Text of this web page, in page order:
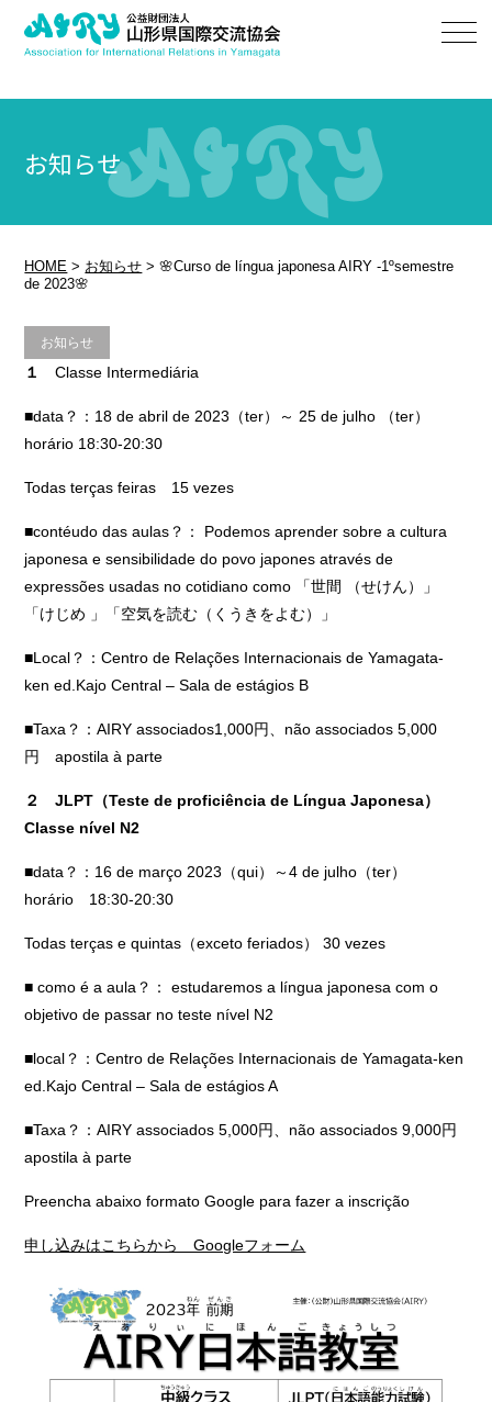
お知らせ
HOME > お知らせ >🌸Curso de língua japonesa AIRY -1ºsemestre
de 2023🌸
お知らせ
１Classe Intermediária
■data？：18 de abril de 2023（ter）～ 25 de julho （ter）
horário 18:30-20:30
Todas terças feiras 15 vezes
■contéudo das aulas？： Podemos aprender sobre a cultura
japonesa e sensibilidade do povo japones através de
expressões usadas no cotidiano como 「世間 （せけん）」
「けじめ 」「空気を読む（くうきをよむ）」
■Local？：Centro de Relações Internacionais de Yamagata-
ken ed.Kajo Central – Sala de estágios B
■Taxa？：AIRY associados1,000円、não associados 5,000
円 apostila à parte
２ JLPT（Teste de proficiência de Língua Japonesa）
Classe nível N2
■data？：16 de março 2023（qui）～4 de julho（ter）
horário 18:30-20:30
Todas terças e quintas（exceto feriados） 30 vezes
■ como é a aula？： estudaremos a língua japonesa com o
objetivo de passar no teste nível N2
■local？：Centro de Relações Internacionais de Yamagata-ken
ed.Kajo Central – Sala de estágios A
■Taxa？：AIRY associados 5,000円、não associados 9,000円
apostila à parte
Preencha abaixo formato Google para fazer a inscrição
申し込みはこちらから Googleフォーム